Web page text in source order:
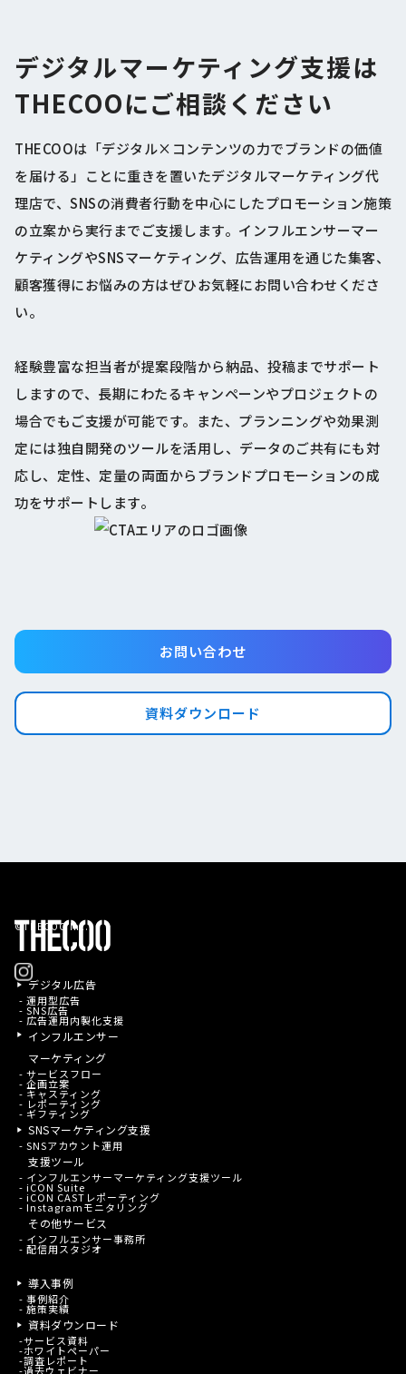
デジタルマーケティング支援は
THECOOにご相談ください
THECOOは「デジタル×コンテンツの力でブランドの価値
を届ける」ことに重きを置いたデジタルマーケティング代
理店で、SNSの消費者行動を中心にしたプロモーション施策
の立案から実行までご支援します。インフルエンサーマー
ケティングやSNSマーケティング、広告運用を通じた集客、
顧客獲得にお悩みの方はぜひお気軽にお問い合わせくださ
い。
経験豊富な担当者が提案段階から納品、投稿までサポート
しますので、長期にわたるキャンペーンやプロジェクトの
場合でもご支援が可能です。また、プランニングや効果測
定には独自開発のツールを活用し、データのご共有にも対
応し、定性、定量の両面からブランドプロモーションの成
功をサポートします。
お問い合わせ
資料ダウンロード
デジタル広告
- 運用型広告
- SNS広告
- 広告運用内製化支援
インフルエンサー
マーケティング
- サービスフロー
- 企画立案
- キャスティング
- レポーティング
- ギフティング
SNSマーケティング支援
- SNSアカウント運用
支援ツール
- インフルエンサーマーケティング支援ツール
- iCON Suite
- iCON CASTレポーティング
- Instagramモニタリング
その他サービス
- インフルエンサー事務所
- 配信用スタジオ
導入事例
- 事例紹介
- 施策実績
資料ダウンロード
-サービス資料
-ホワイトペーパー
-調査レポート
-過去ウェビナー
©THECOO Inc.